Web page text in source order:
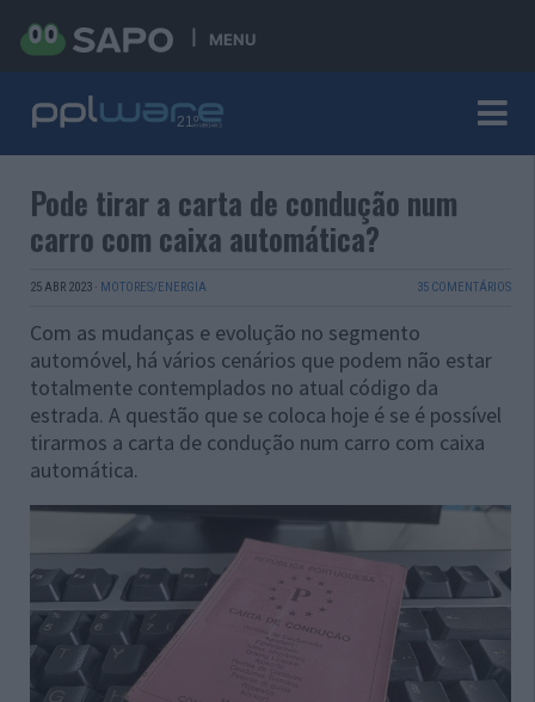
MENU
Pode tirar a carta de condução num
carro com caixa automática?
25 ABR 2023 · MOTORES/ENERGIA 35 COMENTÁRIOS
Com as mudanças e evolução no segmento
automóvel, há vários cenários que podem não estar
totalmente contemplados no atual código da
estrada. A questão que se coloca hoje é se é possível
tirarmos a carta de condução num carro com caixa
automática.